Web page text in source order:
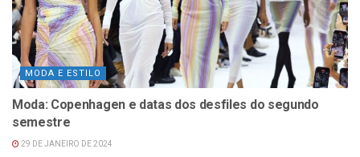
MODA E ESTILO
Moda: Copenhagen e datas dos desfiles do segundo
semestre
29 DE JANEIRO DE 2024